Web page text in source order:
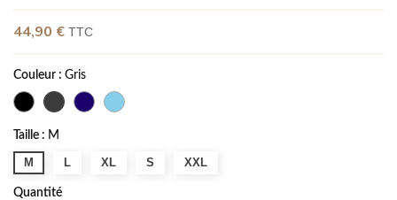
44,90 € TTC
Couleur : Gris
Taille : M
M L XL S XXL
Quantité